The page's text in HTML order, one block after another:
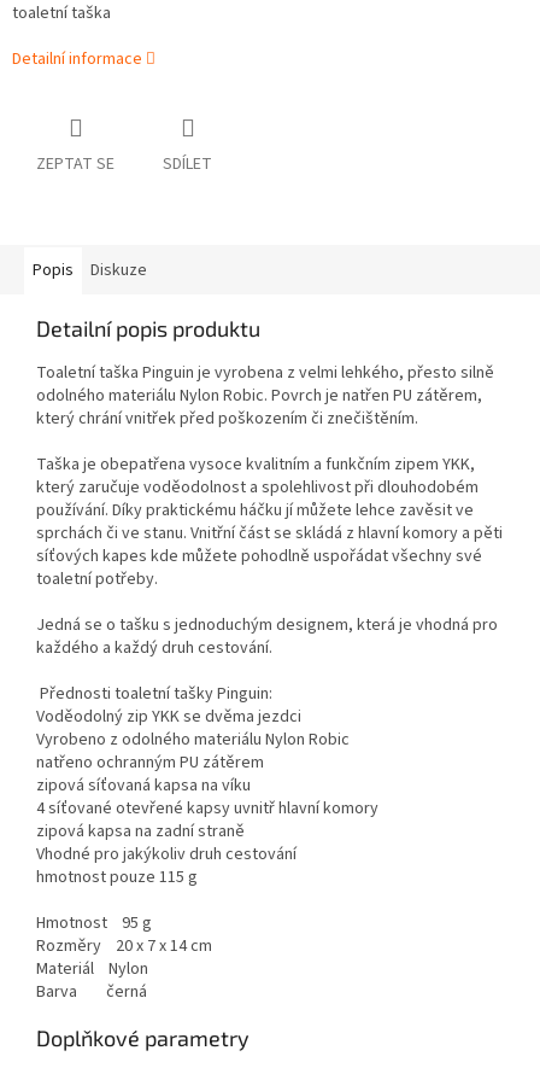
toaletní taška
Detailní informace
ZEPTAT SE SDÍLET
Popis Diskuze
Detailní popis produktu
Toaletní taška Pinguin je vyrobena z velmi lehkého, přesto silně
odolného materiálu Nylon Robic. Povrch je natřen PU zátěrem,
který chrání vnitřek před poškozením či znečištěním.
Taška je obepatřena vysoce kvalitním a funkčním zipem YKK,
který zaručuje voděodolnost a spolehlivost při dlouhodobém
používání. Díky praktickému háčku jí můžete lehce zavěsit ve
sprchách či ve stanu. Vnitřní část se skládá z hlavní komory a pěti
síťových kapes kde můžete pohodlně uspořádat všechny své
toaletní potřeby.
Jedná se o tašku s jednoduchým designem, která je vhodná pro
každého a každý druh cestování.
Přednosti toaletní tašky Pinguin:
Voděodolný zip YKK se dvěma jezdci
Vyrobeno z odolného materiálu Nylon Robic
natřeno ochranným PU zátěrem
zipová síťovaná kapsa na víku
4 síťované otevřené kapsy uvnitř hlavní komory
zipová kapsa na zadní straně
Vhodné pro jakýkoliv druh cestování
hmotnost pouze 115 g
Hmotnost 95 g
Rozměry 20 x 7 x 14 cm
Materiál Nylon
Barva černá
Doplňkové parametry